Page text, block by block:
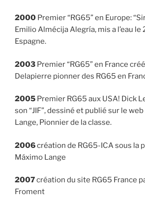
2000 Premier “RG65” en Europe:
Emilio Almécija Alegría, mis a l’eau
Espagne.
2003 Premier “RG65” en France
Delapierre pionner des RG65 en
2005 Premier RG65 aux USA! Dick
son “JIF”, dessiné et publié sur le
Lange, Pionnier de la classe.
2006création de RG65-ICA sous la
Máximo Lange
2007création du site RG65 France
Froment